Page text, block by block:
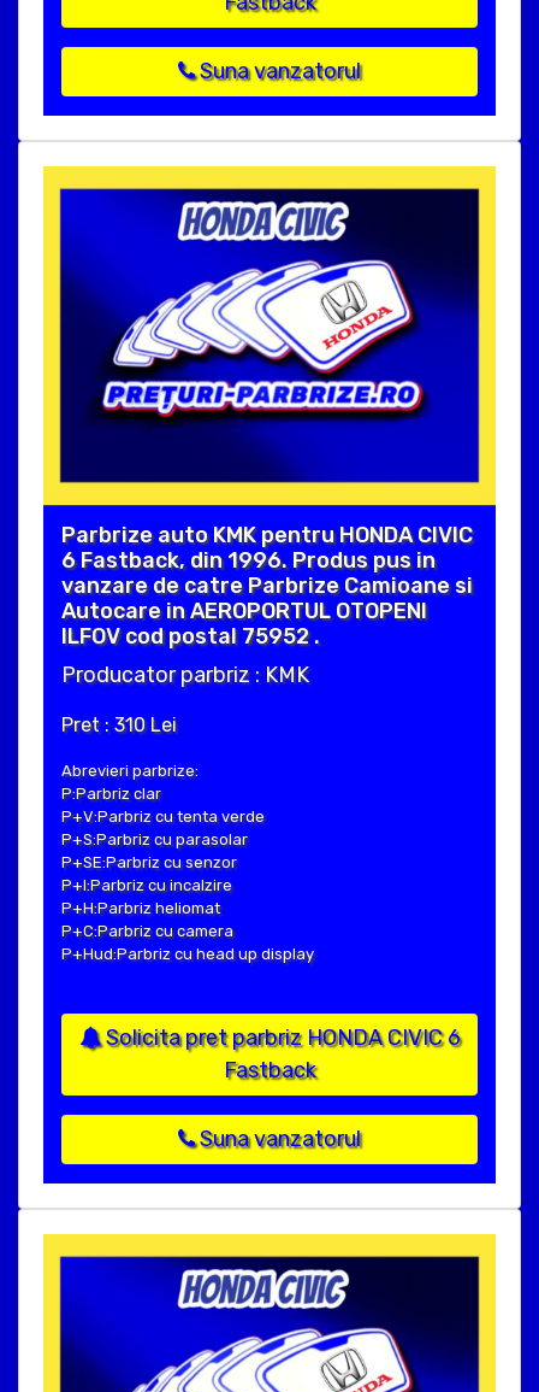
Suna vanzatorul
Parbrize auto KMK pentru HONDA CIVIC
6 Fastback, din 1996. Produs pus in
vanzare de catre Parbrize Camioane si
Autocare in AEROPORTUL OTOPENI
ILFOV cod postal 75952 .
Producator parbriz : KMK
Pret : 310 Lei
Abrevieri parbrize:
P:Parbriz clar
P+V:Parbriz cu tenta verde
P+S:Parbriz cu parasolar
P+SE:Parbriz cu senzor
P+I:Parbriz cu incalzire
P+H:Parbriz heliomat
P+C:Parbriz cu camera
P+Hud:Parbriz cu head up display
Solicita pret parbriz HONDA CIVIC 6
Fastback
Suna vanzatorul